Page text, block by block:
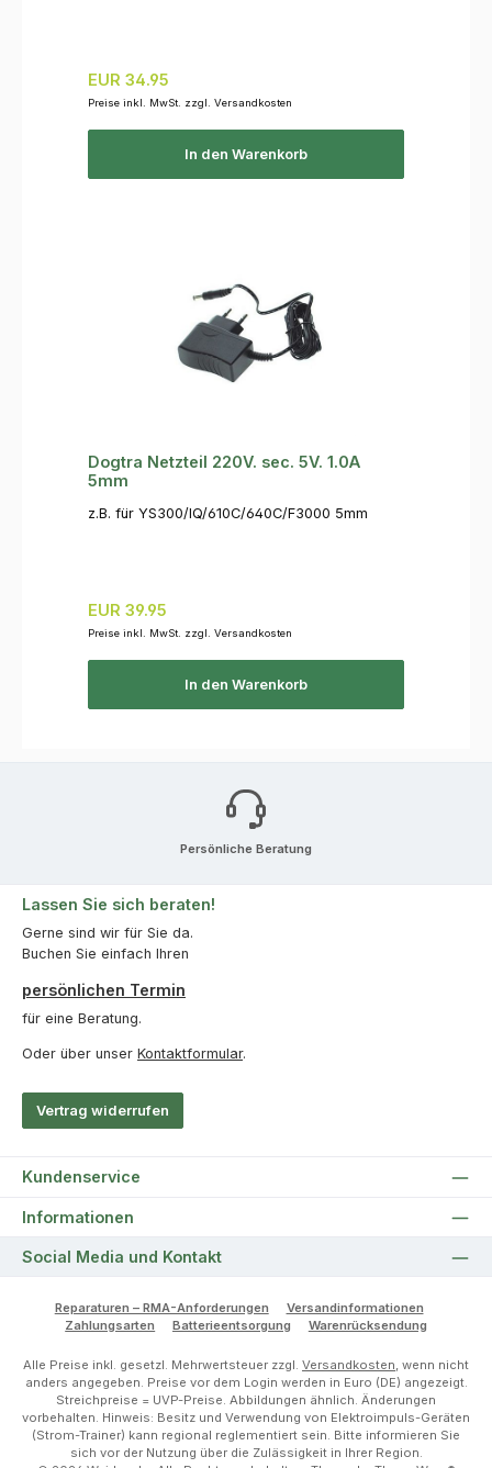
Regulärer Preis:
EUR 34.95
Preise inkl. MwSt. zzgl. Versandkosten
In den Warenkorb
Dogtra Netzteil 220V. sec. 5V. 1.0A
5mm
z.B. für YS300/IQ/610C/640C/F3000 5mm
Regulärer Preis:
EUR 39.95
Preise inkl. MwSt. zzgl. Versandkosten
In den Warenkorb
Persönliche Beratung
Lassen Sie sich beraten!
Gerne sind wir für Sie da.
Buchen Sie einfach Ihren
persönlichen Termin
für eine Beratung.
Oder über unser Kontaktformular.
Vertrag widerrufen
Kundenservice
Informationen
Social Media und Kontakt
Reparaturen – RMA-Anforderungen
Versandinformationen
Zahlungsarten
Batterieentsorgung Warenrücksendung
Alle Preise inkl. gesetzl. Mehrwertsteuer zzgl. Versandkosten, wenn nicht
anders angegeben. Preise vor dem Login werden in Euro (DE) angezeigt.
Streichpreise = UVP-Preise. Abbildungen ähnlich. Änderungen
vorbehalten. Hinweis: Besitz und Verwendung von Elektroimpuls-Geräten
(Strom-Trainer) kann regional reglementiert sein. Bitte informieren Sie
sich vor der Nutzung über die Zulässigkeit in Ihrer Region.